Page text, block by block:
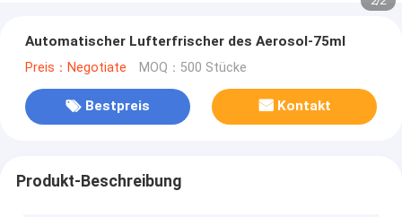
Automatischer Lufterfrischer des Aerosol-75ml
Preis：Negotiate MOQ：500 Stücke
Bestpreis Kontakt
Produkt-Beschreibung